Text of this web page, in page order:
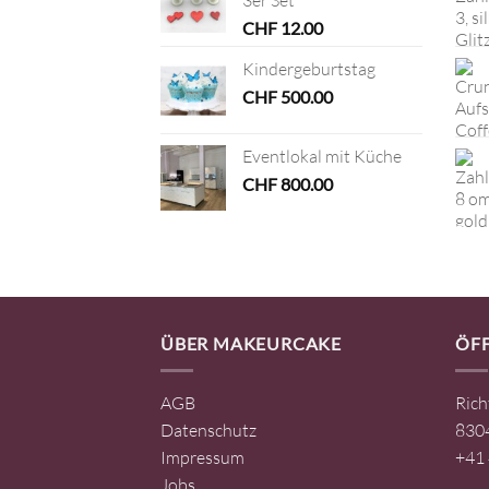
CHF12.00
Kindergeburtstag
CHF500.00
Eventlokal mit Küche
CHF800.00
ÜBER MAKEURCAKE
AGB
Datenschutz
Impressum
+41